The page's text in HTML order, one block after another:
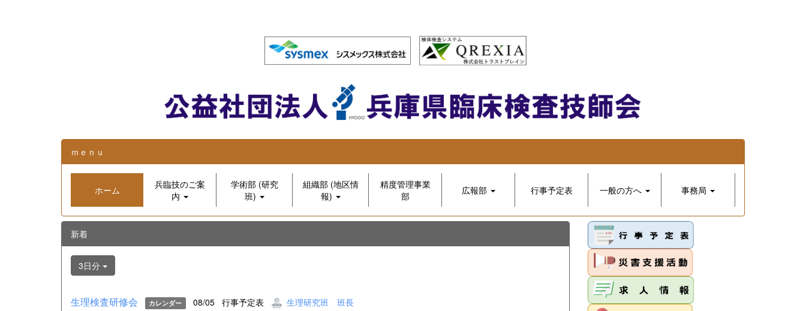
ｍｅｎｕ
ホーム
兵臨技のご案
内
学術部 (研究
班)
組織部 (地区情
報)
精度管理事業
部
広報部 行事予定表 一般の方へ 事務局
新着
3日分
生理検査研修会 カレンダー 08/05 行事予定表
生理研究班 班長